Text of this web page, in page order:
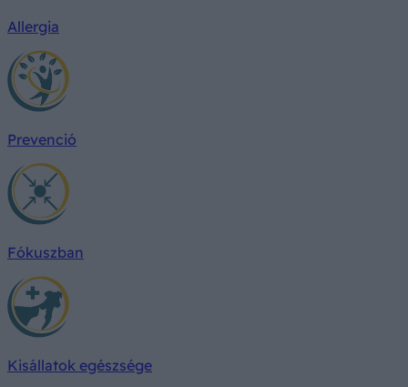
Allergia
Prevenció
Fókuszban
Kisállatok egészsége